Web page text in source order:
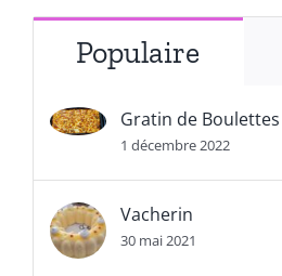
Populaire
Gratin de
1 décembre 2022
Vacherin
30 mai 2021